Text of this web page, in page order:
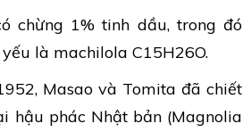
chừng 1% tinh dầu, trong đó
là machilola C15H26O.
Masao và Tomita đã chiết
hậu phác Nhật bản (Magnolia